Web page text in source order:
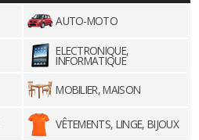
AUTO-MOTO
ELECTRONIQUE,
INFORMATIQUE
MOBILIER, MAISON
VÊTEMENTS, LINGE, BIJOUX